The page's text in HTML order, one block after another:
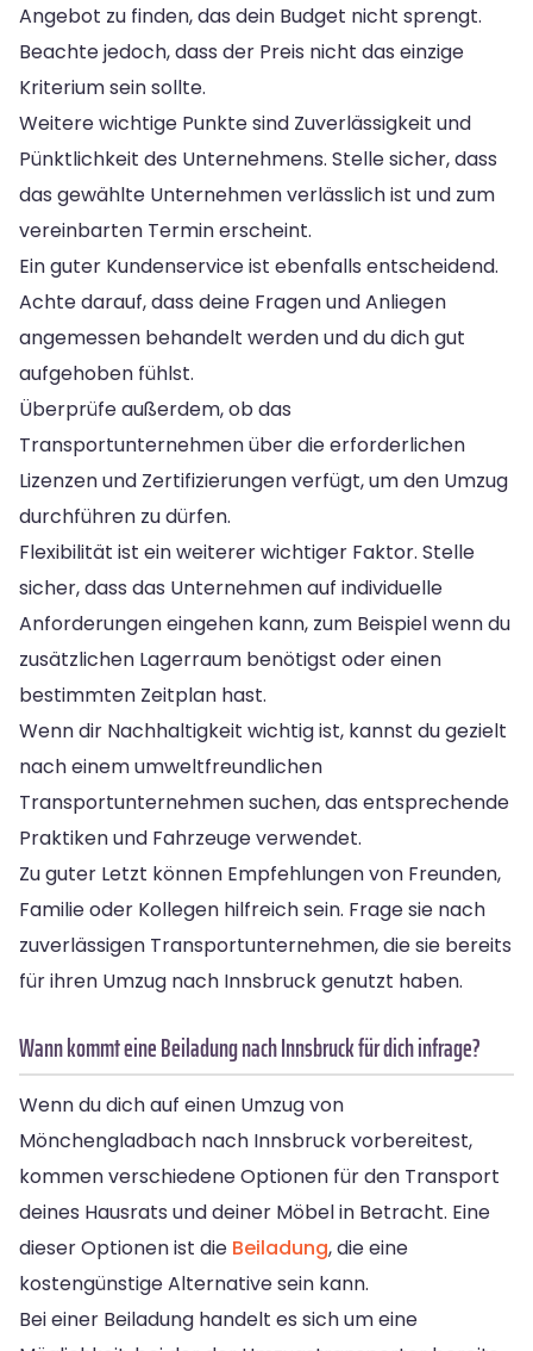
Angebot zu finden, das dein Budget nicht sprengt.
Beachte jedoch, dass der Preis nicht das einzige
Kriterium sein sollte.
Weitere wichtige Punkte sind Zuverlässigkeit und
Pünktlichkeit des Unternehmens. Stelle sicher, dass
das gewählte Unternehmen verlässlich ist und zum
vereinbarten Termin erscheint.
Ein guter Kundenservice ist ebenfalls entscheidend.
Achte darauf, dass deine Fragen und Anliegen
angemessen behandelt werden und du dich gut
aufgehoben fühlst.
Überprüfe außerdem, ob das
Transportunternehmen über die erforderlichen
Lizenzen und Zertifizierungen verfügt, um den Umzug
durchführen zu dürfen.
Flexibilität ist ein weiterer wichtiger Faktor. Stelle
sicher, dass das Unternehmen auf individuelle
Anforderungen eingehen kann, zum Beispiel wenn du
zusätzlichen Lagerraum benötigst oder einen
bestimmten Zeitplan hast.
Wenn dir Nachhaltigkeit wichtig ist, kannst du gezielt
nach einem umweltfreundlichen
Transportunternehmen suchen, das entsprechende
Praktiken und Fahrzeuge verwendet.
Zu guter Letzt können Empfehlungen von Freunden,
Familie oder Kollegen hilfreich sein. Frage sie nach
zuverlässigen Transportunternehmen, die sie bereits
für ihren Umzug nach Innsbruck genutzt haben.
Wann kommt eine Beiladung nach Innsbruck für dich infrage?
Wenn du dich auf einen Umzug von
Mönchengladbach nach Innsbruck vorbereitest,
kommen verschiedene Optionen für den Transport
deines Hausrats und deiner Möbel in Betracht. Eine
dieser Optionen ist die Beiladung, die eine
kostengünstige Alternative sein kann.
Bei einer Beiladung handelt es sich um eine